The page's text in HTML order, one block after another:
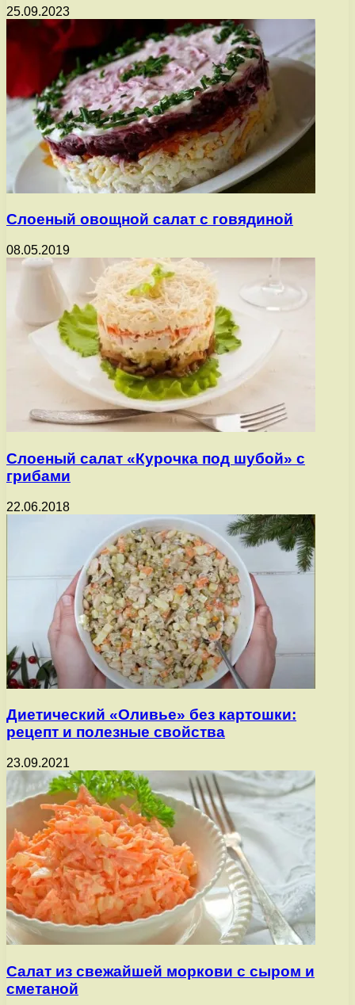
25.09.2023
Слоеный овощной салат с говядиной
08.05.2019
Слоеный салат «Курочка под шубой» с
грибами
22.06.2018
Диетический «Оливье» без картошки:
рецепт и полезные свойства
23.09.2021
Салат из свежайшей моркови с сыром и
сметаной